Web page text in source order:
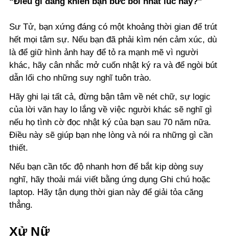
Sư Tử, bạn xứng đáng có một khoảng thời gian để trút
hết mọi tâm sự. Nếu bạn đã phải kìm nén cảm xúc, dù
là để giữ hình ảnh hay để tỏ ra mạnh mẽ vì người
khác, hãy cân nhắc mở cuốn nhật ký ra và để ngòi bút
dẫn lối cho những suy nghĩ tuôn trào.
Hãy ghi lại tất cả, đừng bận tâm về nét chữ, sự logic
của lời văn hay lo lắng về việc người khác sẽ nghĩ gì
nếu họ tình cờ đọc nhật ký của bạn sau 70 năm nữa.
Điều này sẽ giúp bạn nhẹ lòng và nói ra những gì cần
thiết.
Nếu bạn cần tốc độ nhanh hơn để bắt kịp dòng suy
nghĩ, hãy thoải mái viết bằng ứng dụng Ghi chú hoặc
laptop. Hãy tận dụng thời gian này để giải tỏa căng
thẳng.
Xử Nữ